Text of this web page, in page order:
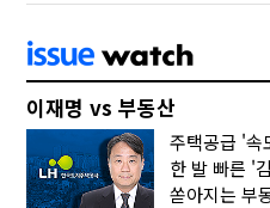
이재명 vs 부동산
쏟아지는 부